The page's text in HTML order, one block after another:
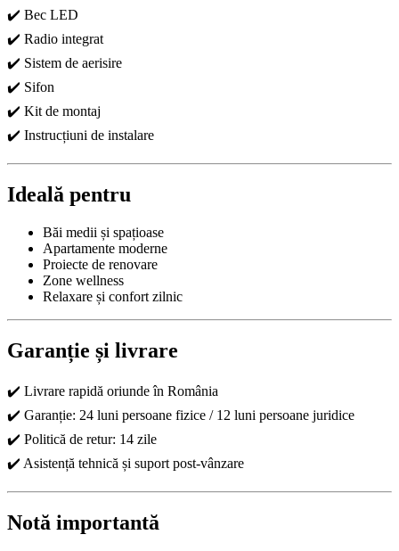
✔️ Bec LED
✔️ Radio integrat
✔️ Sistem de aerisire
✔️ Sifon
✔️ Kit de montaj
✔️ Instrucțiuni de instalare
Ideală pentru
Băi medii și spațioase
Apartamente moderne
Proiecte de renovare
Zone wellness
Relaxare și confort zilnic
Garanție și livrare
✔️ Livrare rapidă oriunde în România
✔️ Garanție: 24 luni persoane fizice / 12 luni persoane juridice
✔️ Politică de retur: 14 zile
✔️ Asistență tehnică și suport post-vânzare
Notă importantă